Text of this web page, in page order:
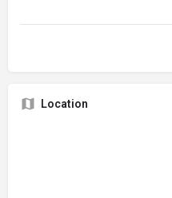
Location